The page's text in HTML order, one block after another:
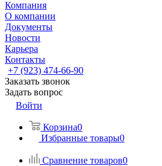
Компания
О компании
Документы
Новости
Карьера
Контакты
+7 (923) 474-66-90
Заказать звонок
Задать вопрос
Войти
Корзина0
Избранные товары0
Сравнение товаров0